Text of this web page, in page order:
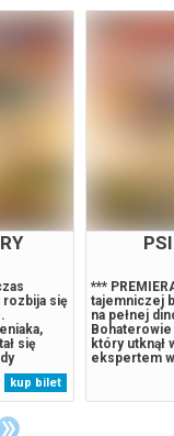
się
się
zaczyna
kup bilet
***
tajemniczej
na pełnej
który utknął
ekspertem
Humdinger,
wyspy,